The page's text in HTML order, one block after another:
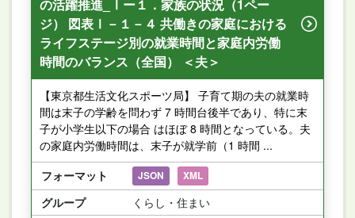
の活躍推進_Ⅰー１．家族の状況（1ペー
ジ） 図表Ⅰ－１－４ 共働きの家庭における
ライフステージ別の就業時間と家庭内労働
時間のバランス（全国） ＜夫＞
【東京都生活文化スポーツ局】 子育て期の夫の就業時
間は末子の学齢を問わず 7 時間台後半であり、特に末
子が小学生以下の場合 はほぼ 8 時間となっている。夫
の家庭内労働時間は、末子が就学前（1 時間 ...
フォーマット
JSON XML
グループ
くらし・住まい